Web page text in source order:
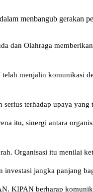
menbangub gerakan
Olahraga
menjalin komunikasi
terhadap upaya
itu, sinergi antara
Organisasi itu menilai
jangka panjang
KIPAN berharap